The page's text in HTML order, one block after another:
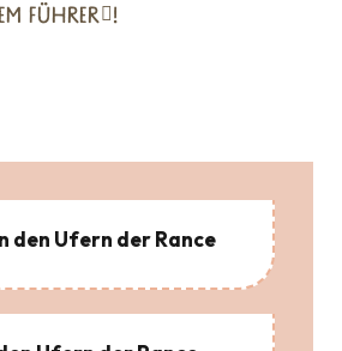
FÜHRER !
den Ufern der Rance